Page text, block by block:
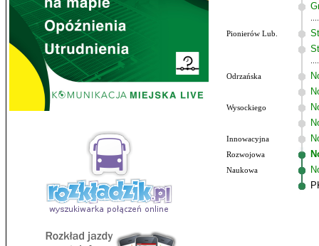
Pionierów Lub.
Odrzańska
Wysockiego
Innowacyjna
Rozwojowa
Naukowa